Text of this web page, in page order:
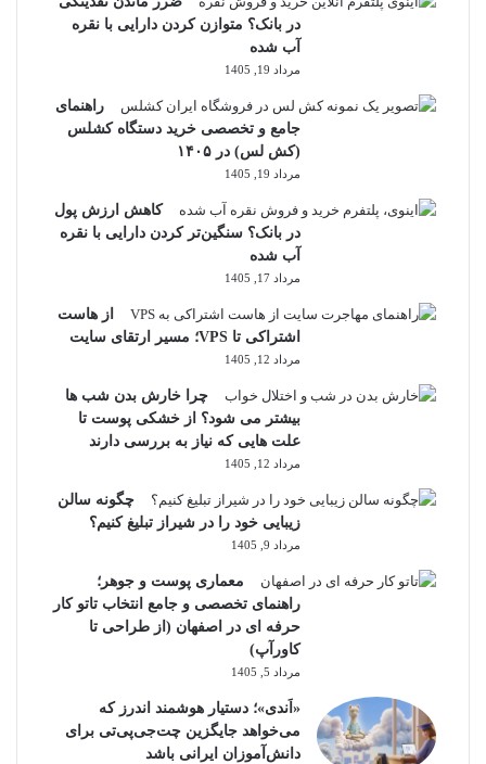
در بانک؟ متوازن کردن دارایی با نقره
آب شده
مرداد 19, 1405
راهنمای
جامع و تخصصی خرید دستگاه کشلس
(کش لس) در ۱۴۰۵
مرداد 19, 1405
کاهش ارزش پول
در بانک؟ سنگین‌تر کردن دارایی با نقره
آب شده
مرداد 17, 1405
از هاست
اشتراکی تا VPS؛ مسیر ارتقای سایت
مرداد 12, 1405
چرا خارش بدن شب ها
بیشتر می شود؟ از خشکی پوست تا
علت هایی که نیاز به بررسی دارند
مرداد 12, 1405
چگونه سالن
زیبایی خود را در شیراز تبلیغ کنیم؟
مرداد 9, 1405
معماری پوست و جوهر؛
راهنمای تخصصی و جامع انتخاب تاتو کار
حرفه ای در اصفهان (از طراحی تا
کاورآپ)
مرداد 5, 1405
«اَندی»؛ دستیار هوشمند اندرز که
می‌خواهد جایگزین چت‌جی‌پی‌تی برای
دانش‌آموزان ایرانی باشد